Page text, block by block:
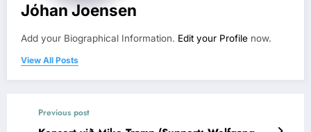
Jóhan Joensen
Add your Biographical Information. Edit your Profile now.
View All Posts
Previous post